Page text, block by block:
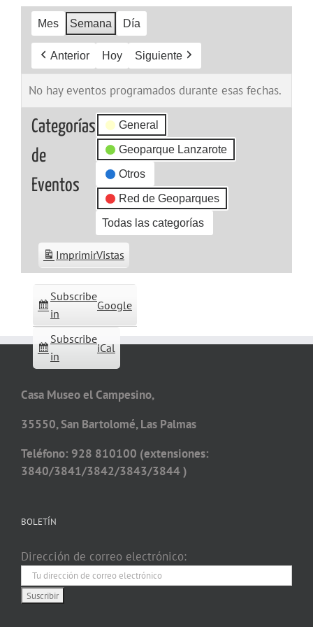
Mes Semana Día
Anterior Hoy Siguiente
No hay eventos programados durante esas fechas.
Categorías
de
Eventos
General
Geoparque Lanzarote
Otros
Red de Geoparques
Todas las categorías
Subscribe
in
Google
Subscribe
in
iCal
ImprimirVistas
Casa Museo el Campesino,
35550, San Bartolomé, Las Palmas
Teléfono: 928 810100 (extensiones:
3840/3841/3842/3843/3844 )
BOLETÍN
Dirección de correo electrónico: